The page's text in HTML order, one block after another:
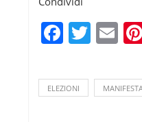
ELEZIONI